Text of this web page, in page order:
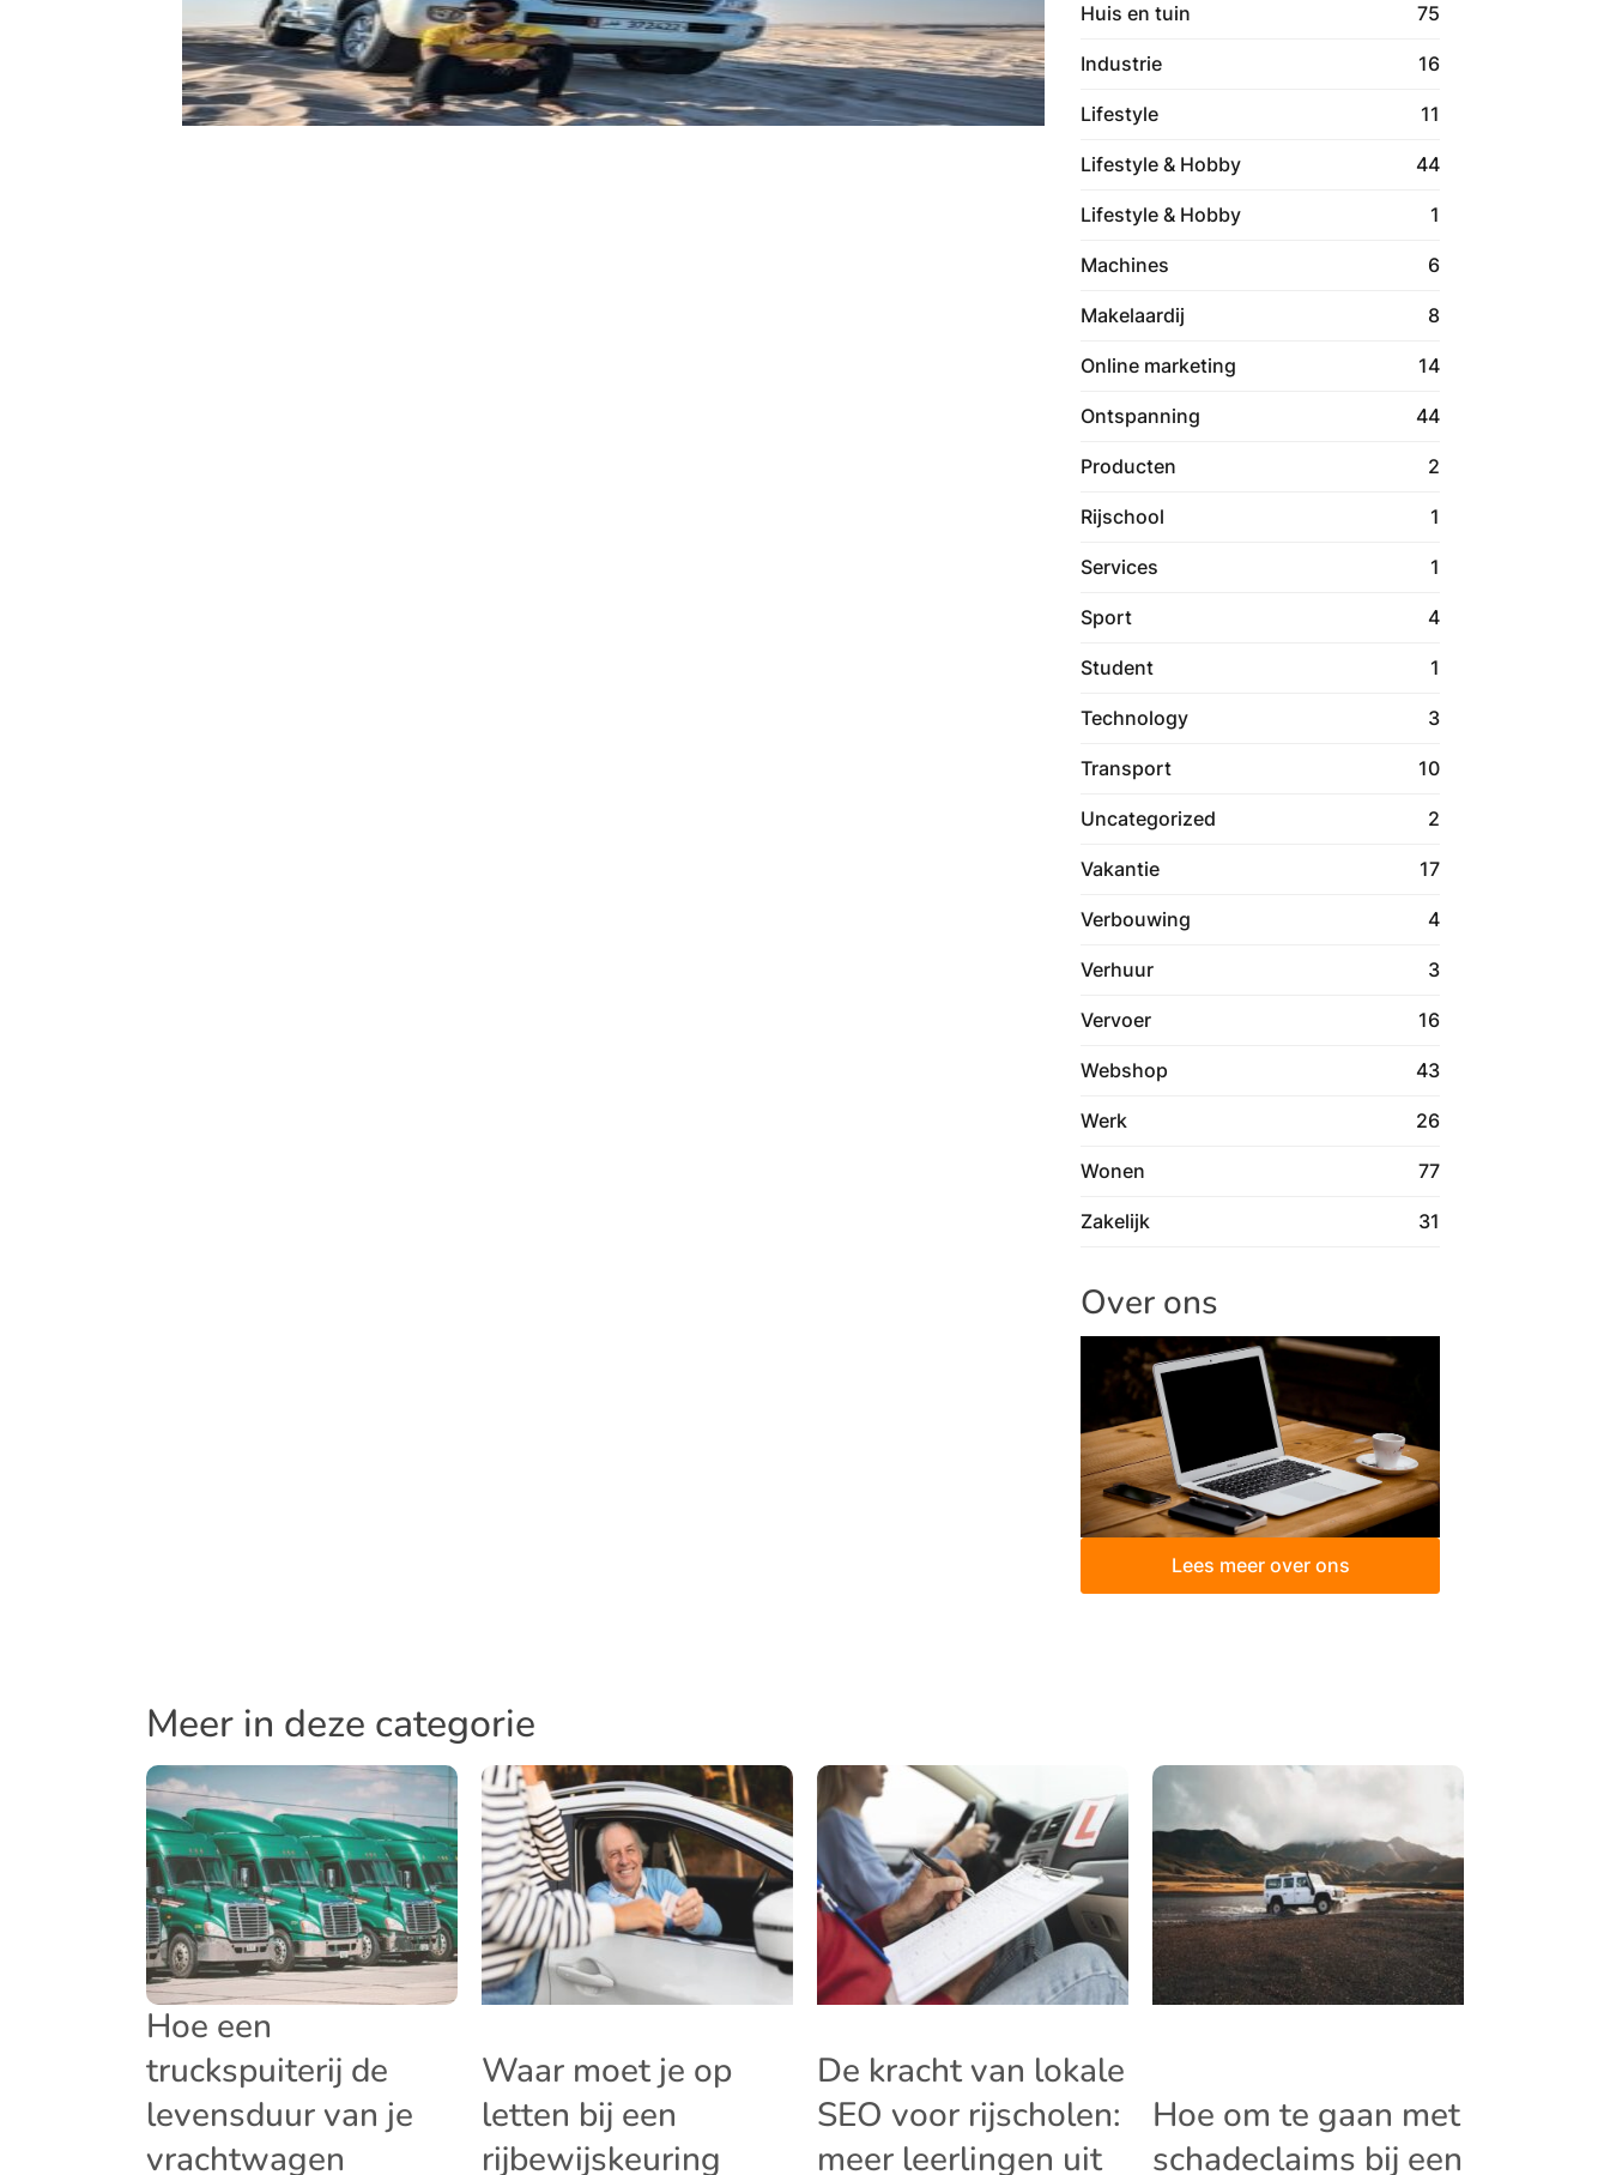
Huis en tuin 75
Industrie 16
Lifestyle 11
Lifestyle & Hobby 44
Lifestyle & Hobby 1
Machines 6
Makelaardij 8
Online marketing 14
Ontspanning 44
Producten 2
Rijschool 1
Services 1
Sport 4
Student 1
Technology 3
Transport 10
Uncategorized 2
Vakantie 17
Verbouwing 4
Verhuur 3
Vervoer 16
Webshop 43
Werk 26
Wonen 77
Zakelijk 31
Over ons
Lees meer over ons
Meer in deze categorie
Hoe een
truckspuiterij de
levensduur van je
vrachtwagen
Waar moet je op
letten bij een
rijbewijskeuring
De kracht van lokale
SEO voor rijscholen:
meer leerlingen uit
Hoe om te gaan met
schadeclaims bij een